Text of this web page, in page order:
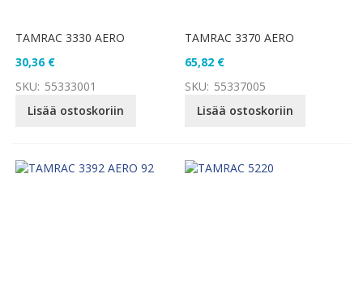
TAMRAC 3330 AERO
30,36 €
SKU: 55333001
Lisää ostoskoriin
TAMRAC 3370 AERO
65,82 €
SKU: 55337005
Lisää ostoskoriin